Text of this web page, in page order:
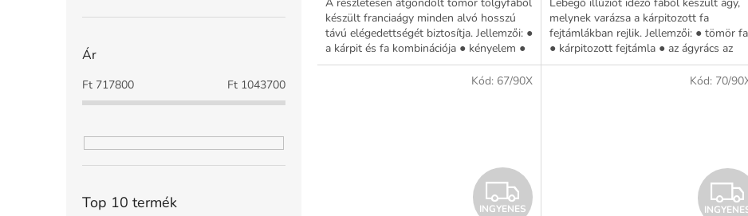
Ár
Ft 717800 Ft 1043700
Top 10 termék
E
S
készült franciaágy minden alvó hosszú
távú elégedettségét biztosítja. Jellemzői: ●
a kárpit és fa kombinációja ● kényelem ●
modern...
E
melynek varázsa a kárpitozott fa
fejtámlákban rejlik. Jellemzői: ● tömör fa
● kárpitozott fejtámla ● az ágyrács az
ágy...
I
INGYENES
Kód: 67/90X Kód: 70/